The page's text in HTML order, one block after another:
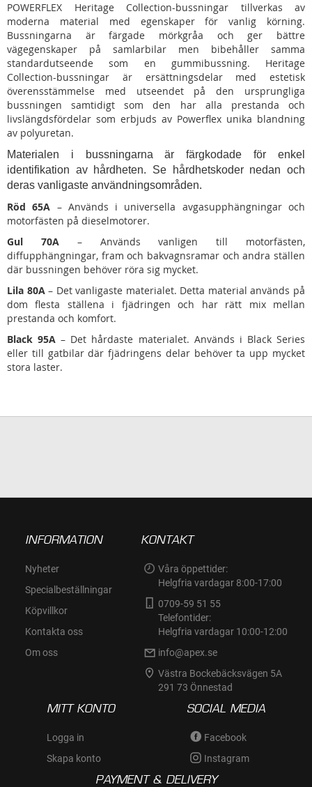
POWERFLEX Heritage Collection-bussningar tillverkas av
moderna material med egenskaper för vanlig körning.
Bussningarna är färgade mörkgråa och ger bättre
vägegenskaper på samlarbilar men bibehåller samma
standardutseende som en gummibussning. Heritage
Collection-bussningar är ersättningsdelar med estetisk
överensstämmelse med utseendet på den ursprungliga
bussningen samtidigt som den har alla prestanda och
livslängdsfördelar som erbjuds av Powerflex unika blandning
av polyuretan.
Materialen i bussningarna är färgkodade för enkel
identifikation av hårdheten. Se hårdhetskoder nedan och
deras vanligaste användningsområden.
Röd 65A – Används i universella avgasupphängningar och
motorfästen på dieselmotorer.
Gul 70A– Används vanligen till motorfästen,
diffupphängningar, fram och bakvagnsramar och andra ställen
där bussningen behöver röra sig mycket.
Lila 80A– Det vanligaste materialet. Detta material används på
dom flesta ställena i fjädringen och har rätt mix mellan
prestanda och komfort.
Black 95A – Det hårdaste materialet. Används i Black Series
eller till gatbilar där fjädringens delar behöver ta upp mycket
stora laster.
INFORMATION
Nyheter
Specialbeställningar
Köpvillkor
Kontakta oss
Om oss
KONTAKT
Våra öppettider:
Helgfria vardagar 8:00-17:00
0709-59 51 55
Telefontider:
Helgfria vardagar 10:00-12:00
info@apex.se
Västra Bockebäcksvägen 5A
291 73 Önnestad
MITT KONTO
Logga in
Skapa konto
SOCIAL MEDIA
Facebook
Instagram
PAYMENT & DELIVERY